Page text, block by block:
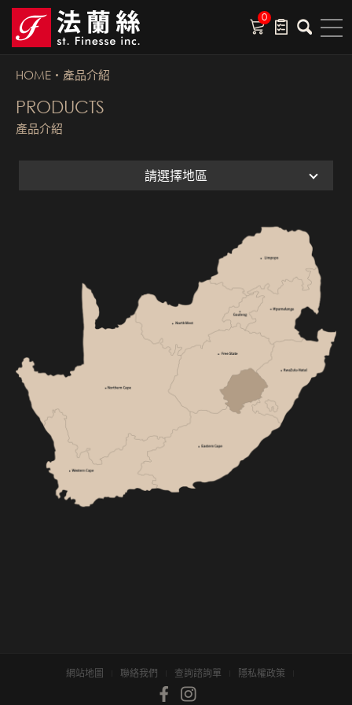
0
HOME 產品介紹
PRODUCTS
產品介紹
請選擇地區
網站地圖 聯絡我們 查詢諮詢單 隱私權政策